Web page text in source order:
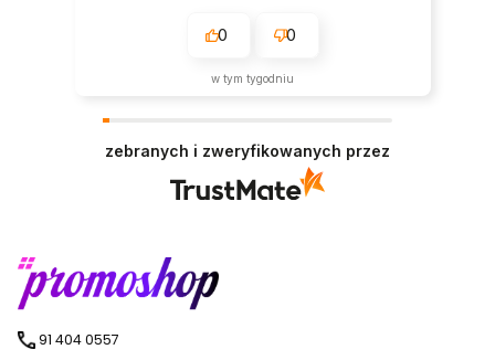
0 0
w tym tygodniu
zebranych i zweryfikowanych przez
91 404 0557